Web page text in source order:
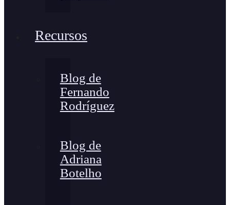
Recursos
Blog de
Fernando
Rodríguez
Blog de
Adriana
Botelho